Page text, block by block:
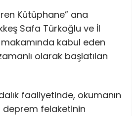
Kütüphane” ana
Safa Türkoğlu ve İl
makamında kabul eden
olarak başlatılan
faaliyetinde, okumanın
deprem felaketinin